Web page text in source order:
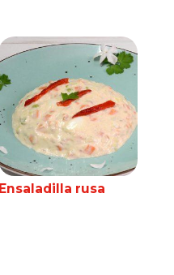
Ensaladilla rusa